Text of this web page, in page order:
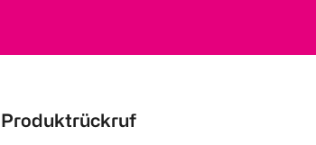
Produktrückruf